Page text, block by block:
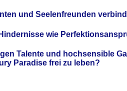
und Seelenfreunden
wie
Talente und hochsensible
Paradise frei zu leben?